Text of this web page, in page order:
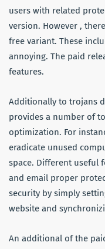
users with related
version. However ,
free variant. These
annoying. The paid
features.
Additionally to trojans
provides a number of
optimization. For
eradicate unused
space. Different useful
and email proper
security by simply
website and
An additional of the